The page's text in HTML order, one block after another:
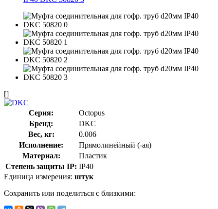
[]
Серия:
Octopus
Бренд:
DKC
Вес, кг:
0.006
Исполнение:
Прямолинейный (-ая)
Материал:
Пластик
Степень защиты IP: IP40
Единица измерения: штук
Сохранить или поделиться с близкими: